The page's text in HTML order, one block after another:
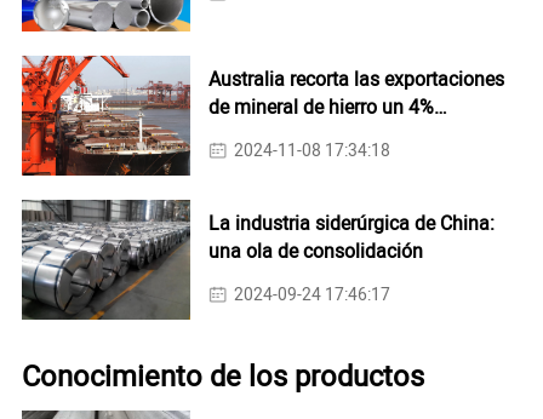
Australia recorta las exportaciones
de mineral de hierro un 4%
interanual en octubre
2024-11-08 17:34:18
La industria siderúrgica de China:
una ola de consolidación
2024-09-24 17:46:17
Conocimiento de los productos